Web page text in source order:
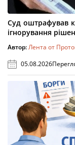
Суд оштрафував
ігнорування
Автор:Лента от
05.08.2026